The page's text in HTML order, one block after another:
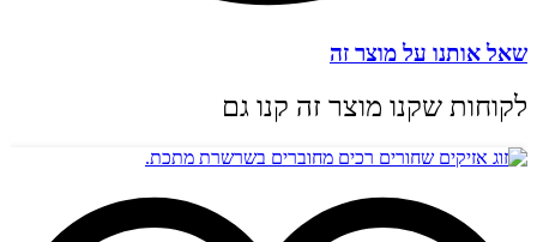
שאל אותנו על מוצר זה
לקוחות שקנו מוצר זה קנו גם